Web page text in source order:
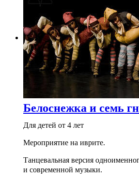
Белоснежка и семь
Для детей от 4 лет
Мероприятие на иврите.
Танцевальная версия
и современной музыки.